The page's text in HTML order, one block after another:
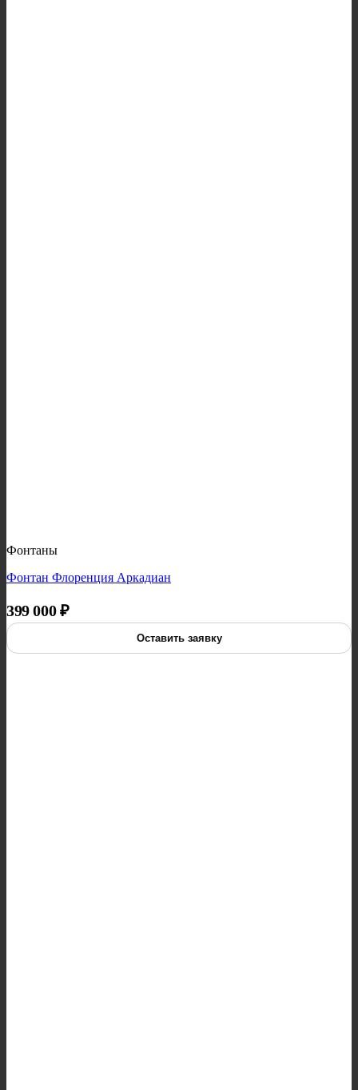
Фонтаны
Фонтан Флоренция Аркадиан
399 000₽
Оставить заявку